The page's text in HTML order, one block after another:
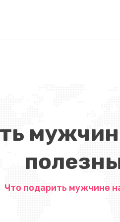
Что подарить мужчине